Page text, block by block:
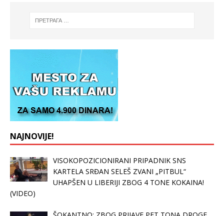
NAJNOVIJE!
VISOKOPOZICIONIRANI PRIPADNIK SNS
KARTELA SRĐAN SELEŠ ZVANI „PITBUL“
UHAPŠEN U LIBERIJI ZBOG 4 TONE KOKAINA!
(VIDEO)